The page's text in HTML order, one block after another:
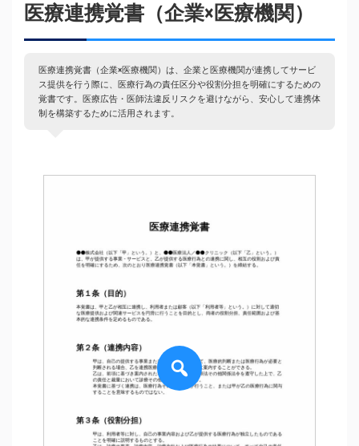
医療連携覚書（企業×医療機関）
医療連携覚書（企業×医療機関）は、企業と医療機関が連携してサービ
ス提供を行う際に、医療行為の責任区分や役割分担を明確にするための
覚書です。医療広告・医師法違反リスクを避けながら、安心して連携体
制を構築するために活用されます。